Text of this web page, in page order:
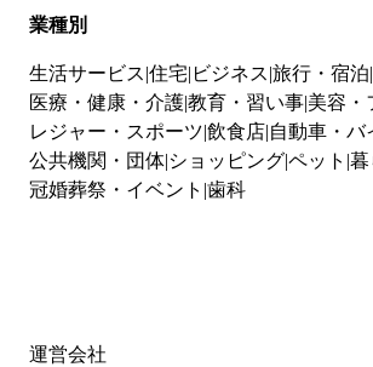
業種別
生活サービス 住宅 ビジネス 旅行・宿泊
医療・健康・介護教育・習い事 美容・
レジャー・スポーツ 飲食店 自動車・バ
公共機関・団体 ショッピングペット 暮
冠婚葬祭・イベント 歯科
運営会社